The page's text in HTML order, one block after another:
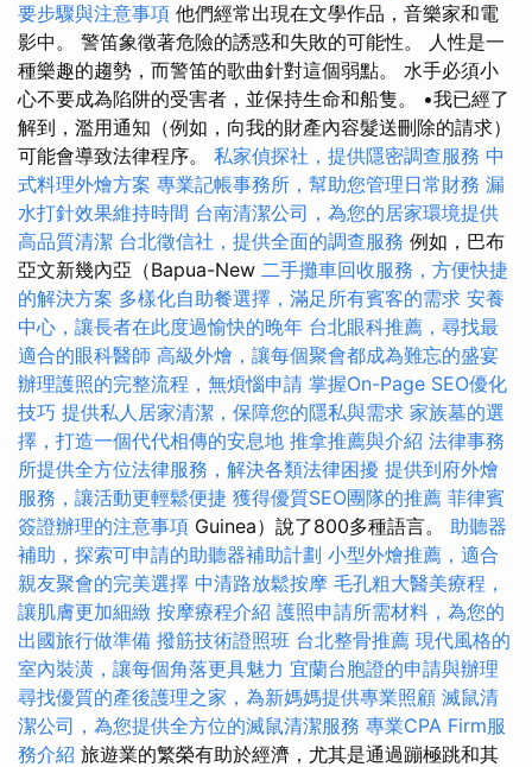
要步驟與注意事項 他們經常出現在文學作品，音樂家和電
影中。 警笛象徵著危險的誘惑和失敗的可能性。 人性是一
種樂趣的趨勢，而警笛的歌曲針對這個弱點。 水手必須小
心不要成為陷阱的受害者，並保持生命和船隻。 •我已經了
解到，濫用通知（例如，向我的財產內容髮送刪除的請求）
可能會導致法律程序。 私家偵探社，提供隱密調查服務 中
式料理外燴方案 專業記帳事務所，幫助您管理日常財務 漏
水打針效果維持時間 台南清潔公司，為您的居家環境提供
高品質清潔 台北徵信社，提供全面的調查服務 例如，巴布
亞文新幾內亞（Bapua-New 二手攤車回收服務，方便快捷
的解決方案 多樣化自助餐選擇，滿足所有賓客的需求 安養
中心，讓長者在此度過愉快的晚年 台北眼科推薦，尋找最
適合的眼科醫師 高級外燴，讓每個聚會都成為難忘的盛宴
辦理護照的完整流程，無煩惱申請 掌握On-Page SEO優化
技巧 提供私人居家清潔，保障您的隱私與需求 家族墓的選
擇，打造一個代代相傳的安息地 推拿推薦與介紹 法律事務
所提供全方位法律服務，解決各類法律困擾 提供到府外燴
服務，讓活動更輕鬆便捷 獲得優質SEO團隊的推薦 菲律賓
簽證辦理的注意事項 Guinea）說了800多種語言。 助聽器
補助，探索可申請的助聽器補助計劃 小型外燴推薦，適合
親友聚會的完美選擇 中清路放鬆按摩 毛孔粗大醫美療程，
讓肌膚更加細緻 按摩療程介紹 護照申請所需材料，為您的
出國旅行做準備 撥筋技術證照班 台北整骨推薦 現代風格的
室內裝潢，讓每個角落更具魅力 宜蘭台胞證的申請與辦理
尋找優質的產後護理之家，為新媽媽提供專業照顧 滅鼠清
潔公司，為您提供全方位的滅鼠清潔服務 專業CPA Firm服
務介紹 旅遊業的繁榮有助於經濟，尤其是通過蹦極跳和其